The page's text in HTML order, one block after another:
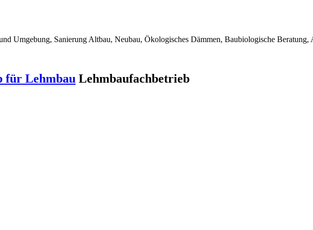
Umgebung, Sanierung Altbau, Neubau, Ökologisches Dämmen, Baubiologische Beratung,
für Lehmbau Lehmbaufachbetrieb